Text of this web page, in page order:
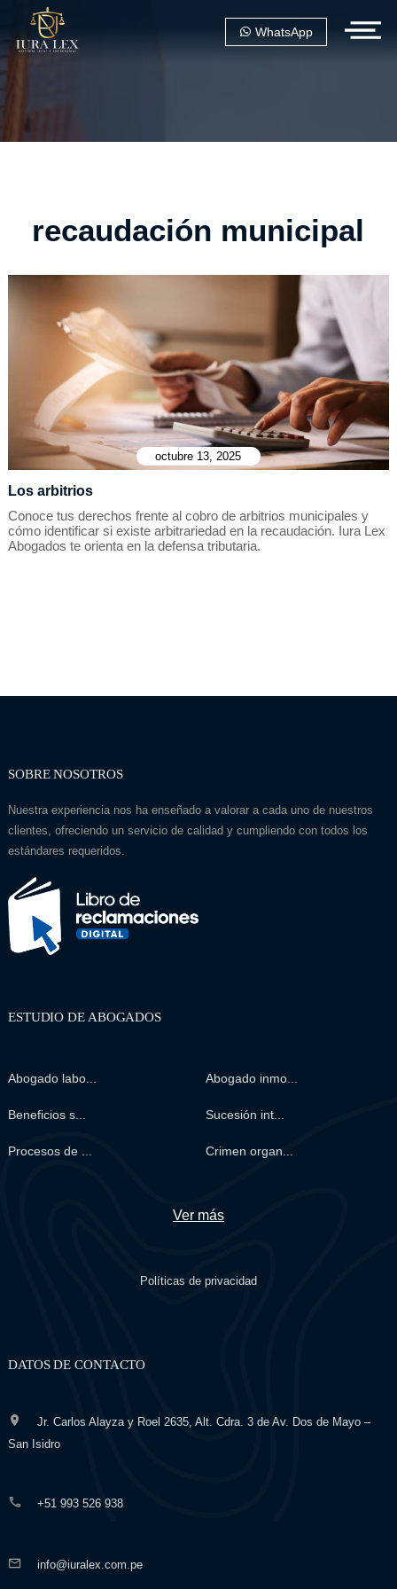
WhatsApp
recaudación municipal
octubre 13, 2025
Los arbitrios
Conoce tus derechos frente al cobro de arbitrios municipales y
cómo identificar si existe arbitrariedad en la recaudación. Iura Lex
Abogados te orienta en la defensa tributaria.
SOBRE NOSOTROS
Nuestra experiencia nos ha enseñado a valorar a cada uno de nuestros
clientes, ofreciendo un servicio de calidad y cumpliendo con todos los
estándares requeridos.
ESTUDIO DE ABOGADOS
Abogado labo... Abogado inmo...
Beneficios s... Sucesión int...
Procesos de ... Crimen organ...
Ver más
Políticas de privacidad
DATOS DE CONTACTO
Jr. Carlos Alayza y Roel 2635, Alt. Cdra. 3 de Av. Dos de Mayo –
San Isidro
+51 993 526 938
info@iuralex.com.pe